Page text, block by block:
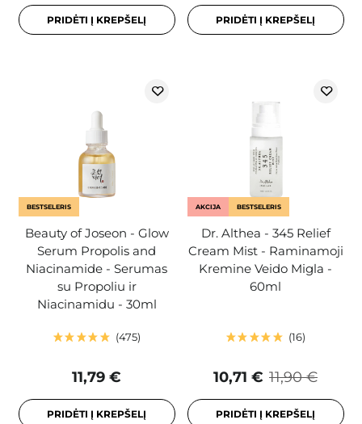
PRIDĖTI Į KREPŠELĮ PRIDĖTI Į KREPŠELĮ
BESTSELERIS
Beauty of Joseon - Glow
Serum Propolis and
Niacinamide - Serumas
su Propoliu ir
Niacinamidu - 30ml
475
11,79 €
PRIDĖTI Į KREPŠELĮ
AKCIJA BESTSELERIS
Dr. Althea - 345 Relief
Cream Mist - Raminamoji
Kremine Veido Migla -
60ml
16
11,90 €
10,71 €
PRIDĖTI Į KREPŠELĮ